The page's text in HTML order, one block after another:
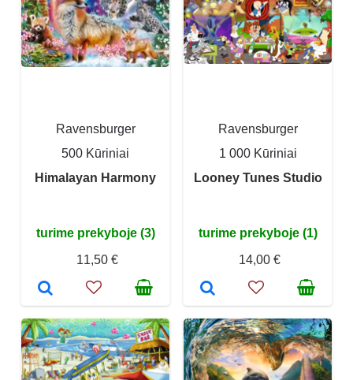
Ravensburger
500 Kūriniai
Himalayan Harmony
turime prekyboje (3)
11,50 €
Ravensburger
1 000 Kūriniai
Looney Tunes Studio
turime prekyboje (1)
14,00 €